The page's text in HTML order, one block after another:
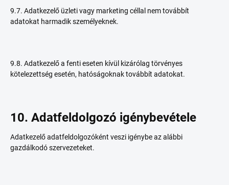
9.7. Adatkezelő üzleti vagy marketing céllal nem továbbít
adatokat harmadik személyeknek.
9.8. Adatkezelő a fenti eseten kívül kizárólag törvényes
kötelezettség esetén, hatóságoknak továbbít adatokat.
10. Adatfeldolgozó igénybevétele
Adatkezelő adatfeldolgozóként veszi igénybe az alábbi
gazdálkodó szervezeteket.